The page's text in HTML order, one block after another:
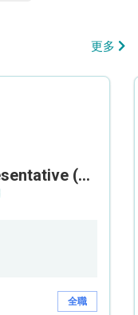
更多
Customer Service Representative (Airport)
全職